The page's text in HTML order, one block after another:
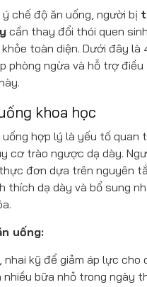
chế độ ăn uống, người bị
cần thay đổi thói quen
toàn diện. Dưới đây là
phòng ngừa và hỗ trợ điều
khoa học
hợp lý là yếu tố quan
cơ trào ngược dạ dày.
đơn dựa trên nguyên
thích dạ dày và bổ sung
uống:
nhai kỹ để giảm áp lực cho
nhiều bữa nhỏ trong ngày